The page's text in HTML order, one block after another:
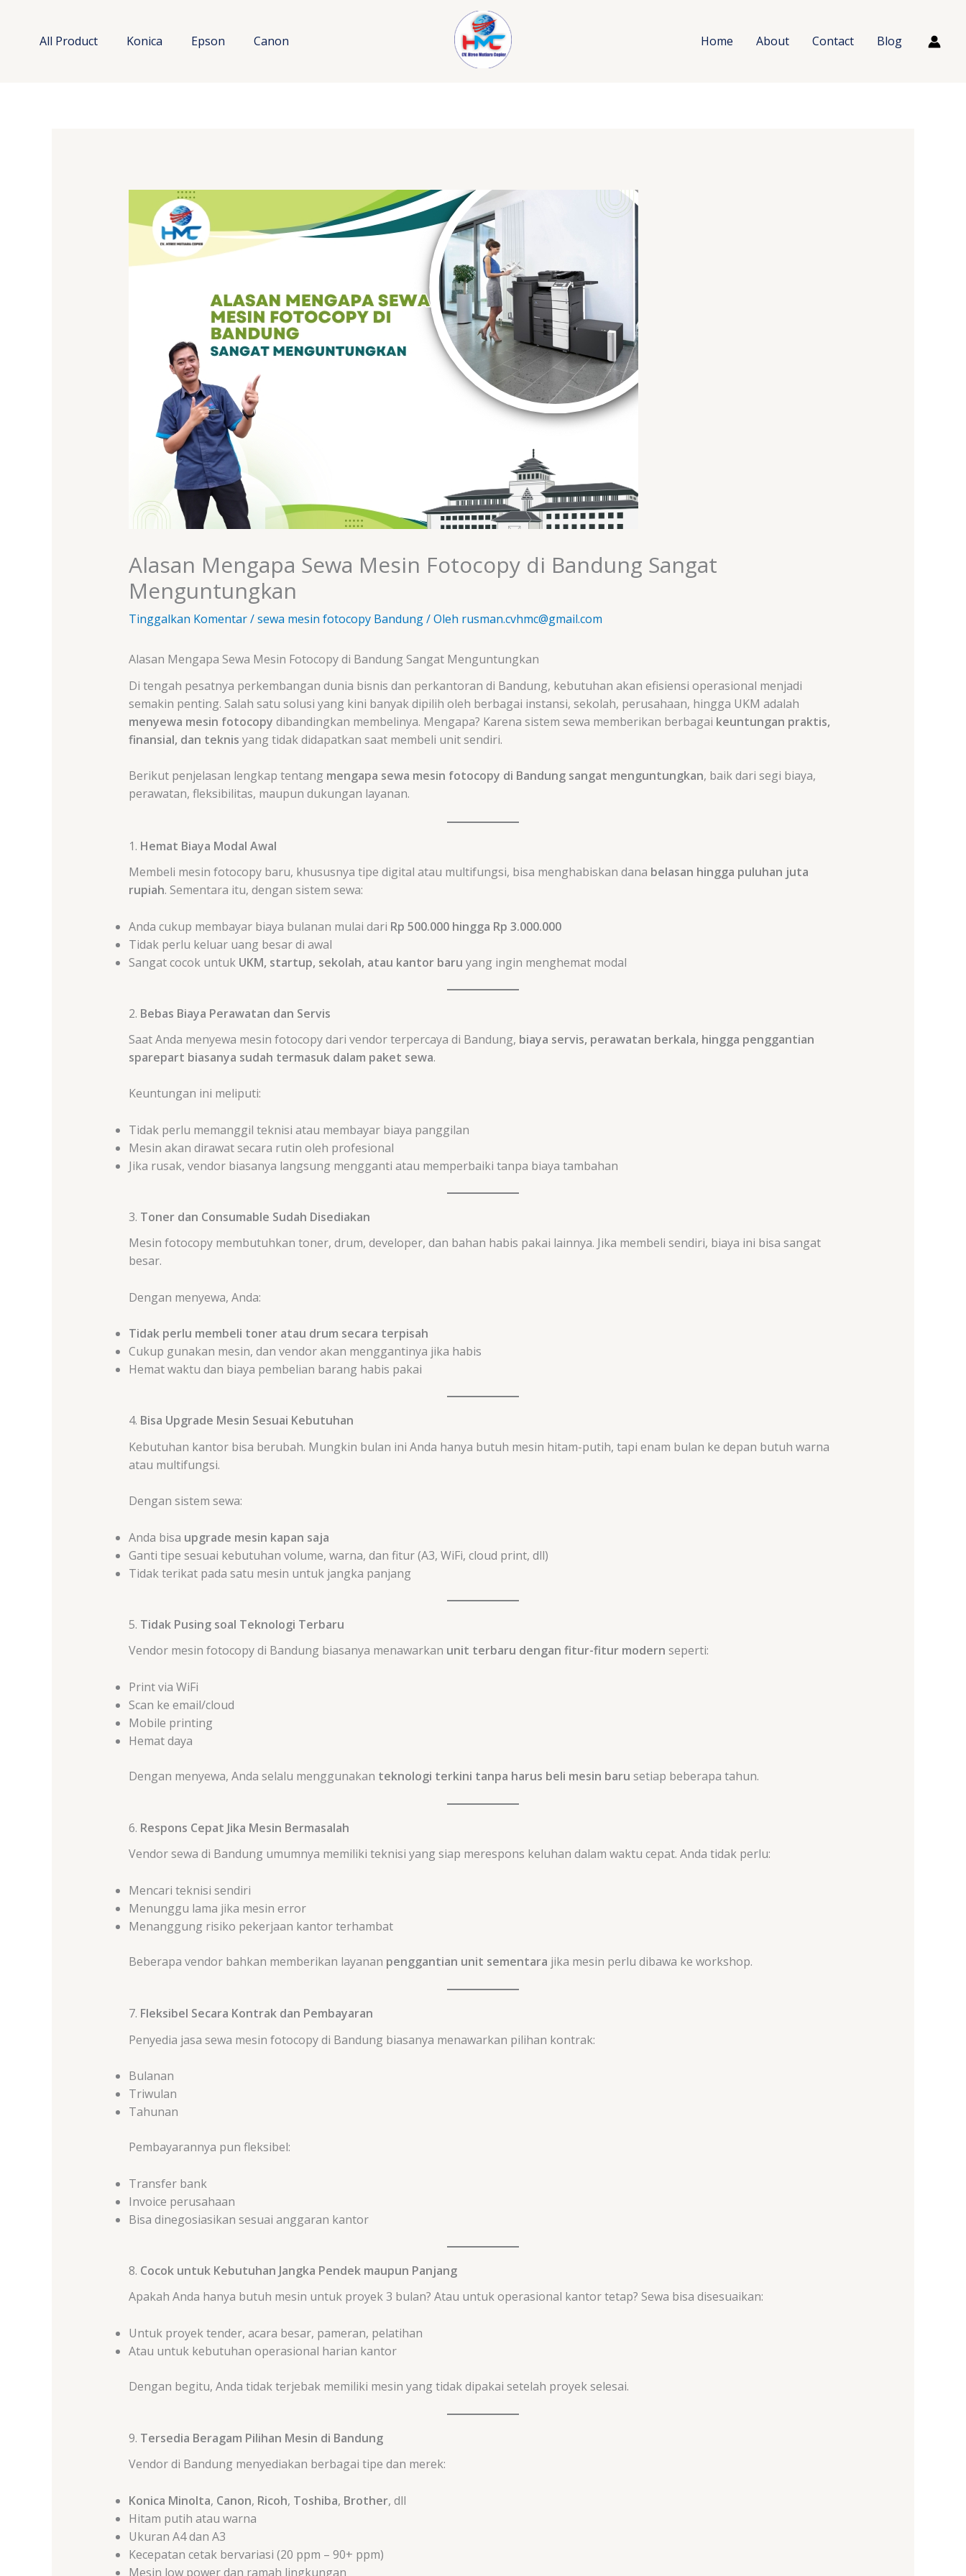
All Product Konica Epson Canon Home About Contact Blog
Alasan Mengapa Sewa Mesin Fotocopy di Bandung Sangat
Menguntungkan
Tinggalkan Komentar/sewa mesin fotocopy Bandung/ Oleh rusman.cvhmc@gmail.com
Alasan Mengapa Sewa Mesin Fotocopy di Bandung Sangat Menguntungkan
Di tengah pesatnya perkembangan dunia bisnis dan perkantoran di Bandung, kebutuhan akan efisiensi operasional menjadi
semakin penting. Salah satu solusi yang kini banyak dipilih oleh berbagai instansi, sekolah, perusahaan, hingga UKM adalah
menyewa mesin fotocopy dibandingkan membelinya. Mengapa? Karena sistem sewa memberikan berbagai keuntungan praktis,
finansial, dan teknis yang tidak didapatkan saat membeli unit sendiri.
Berikut penjelasan lengkap tentang mengapa sewa mesin fotocopy di Bandung sangat menguntungkan, baik dari segi biaya,
perawatan, fleksibilitas, maupun dukungan layanan.
1. Hemat Biaya Modal Awal
Membeli mesin fotocopy baru, khususnya tipe digital atau multifungsi, bisa menghabiskan dana belasan hingga puluhan juta
rupiah. Sementara itu, dengan sistem sewa:
Anda cukup membayar biaya bulanan mulai dari Rp 500.000 hingga Rp 3.000.000
Tidak perlu keluar uang besar di awal
Sangat cocok untuk UKM, startup, sekolah, atau kantor baru yang ingin menghemat modal
2. Bebas Biaya Perawatan dan Servis
Saat Anda menyewa mesin fotocopy dari vendor terpercaya di Bandung, biaya servis, perawatan berkala, hingga penggantian
sparepart biasanya sudah termasuk dalam paket sewa.
Keuntungan ini meliputi:
Tidak perlu memanggil teknisi atau membayar biaya panggilan
Mesin akan dirawat secara rutin oleh profesional
Jika rusak, vendor biasanya langsung mengganti atau memperbaiki tanpa biaya tambahan
3. Toner dan Consumable Sudah Disediakan
Mesin fotocopy membutuhkan toner, drum, developer, dan bahan habis pakai lainnya. Jika membeli sendiri, biaya ini bisa sangat
besar.
Dengan menyewa, Anda:
Tidak perlu membeli toner atau drum secara terpisah
Cukup gunakan mesin, dan vendor akan menggantinya jika habis
Hemat waktu dan biaya pembelian barang habis pakai
4. Bisa Upgrade Mesin Sesuai Kebutuhan
Kebutuhan kantor bisa berubah. Mungkin bulan ini Anda hanya butuh mesin hitam-putih, tapi enam bulan ke depan butuh warna
atau multifungsi.
Dengan sistem sewa:
Anda bisa upgrade mesin kapan saja
Ganti tipe sesuai kebutuhan volume, warna, dan fitur (A3, WiFi, cloud print, dll)
Tidak terikat pada satu mesin untuk jangka panjang
5. Tidak Pusing soal Teknologi Terbaru
Vendor mesin fotocopy di Bandung biasanya menawarkan unit terbaru dengan fitur-fitur modern seperti:
Print via WiFi
Scan ke email/cloud
Mobile printing
Hemat daya
Dengan menyewa, Anda selalu menggunakan teknologi terkini tanpa harus beli mesin baru setiap beberapa tahun.
6. Respons Cepat Jika Mesin Bermasalah
Vendor sewa di Bandung umumnya memiliki teknisi yang siap merespons keluhan dalam waktu cepat. Anda tidak perlu:
Mencari teknisi sendiri
Menunggu lama jika mesin error
Menanggung risiko pekerjaan kantor terhambat
Beberapa vendor bahkan memberikan layanan penggantian unit sementara jika mesin perlu dibawa ke workshop.
7. Fleksibel Secara Kontrak dan Pembayaran
Penyedia jasa sewa mesin fotocopy di Bandung biasanya menawarkan pilihan kontrak:
Bulanan
Triwulan
Tahunan
Pembayarannya pun fleksibel:
Transfer bank
Invoice perusahaan
Bisa dinegosiasikan sesuai anggaran kantor
8. Cocok untuk Kebutuhan Jangka Pendek maupun Panjang
Apakah Anda hanya butuh mesin untuk proyek 3 bulan? Atau untuk operasional kantor tetap? Sewa bisa disesuaikan:
Untuk proyek tender, acara besar, pameran, pelatihan
Atau untuk kebutuhan operasional harian kantor
Dengan begitu, Anda tidak terjebak memiliki mesin yang tidak dipakai setelah proyek selesai.
9. Tersedia Beragam Pilihan Mesin di Bandung
Vendor di Bandung menyediakan berbagai tipe dan merek:
Konica Minolta, Canon, Ricoh, Toshiba, Brother, dll
Hitam putih atau warna
Ukuran A4 dan A3
Kecepatan cetak bervariasi (20 ppm – 90+ ppm)
Mesin low power dan ramah lingkungan